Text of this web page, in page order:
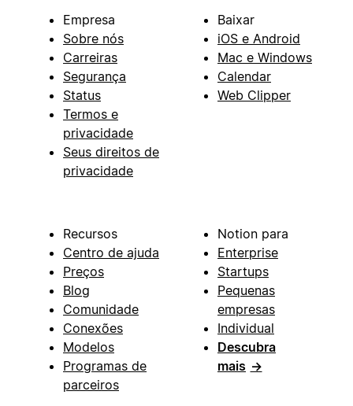
Empresa
Sobre nós
Carreiras
Segurança
Status
Termos e
privacidade
Seus direitos de
privacidade
Baixar
iOS e Android
Mac e Windows
Calendar
Web Clipper
Recursos
Centro de ajuda
Preços
Blog
Comunidade
Conexões
Modelos
Programas de
parceiros
Notion para
Enterprise
Startups
Pequenas
empresas
Individual
Descubra
mais →